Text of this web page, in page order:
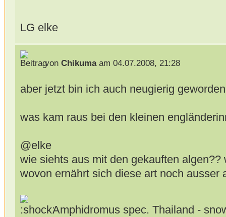
LG elke
von Chikumaam 04.07.2008, 21:28
aber jetzt bin ich auch neugierig
was kam raus bei den kleinen
@elke
wie siehts aus mit den gekauften algen??
wovon ernährt sich diese art noch ausser
Amphidromus spec. Thailand -